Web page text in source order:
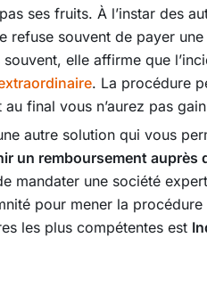
ses fruits. À l’instar des
refuse souvent de payer
elle affirme que
. La procédure
final vous n’aurez pas
autre solution qui vous
un remboursement auprès
mandater une société
pour mener la
les plus compétentes est